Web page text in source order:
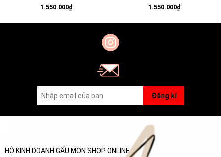
1.550.000₫ 1.550.000₫
Đăng kí
HỘ KINH DOANH GẤU MON SHOP ONLINE